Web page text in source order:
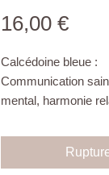
16,00 €Prix
Calcédoine bleue :
Communication
mental, harmonie
ruminations